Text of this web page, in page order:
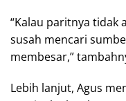
“Kalau paritnya tidak
susah mencari
membesar,”
Lebih lanjut, Agus